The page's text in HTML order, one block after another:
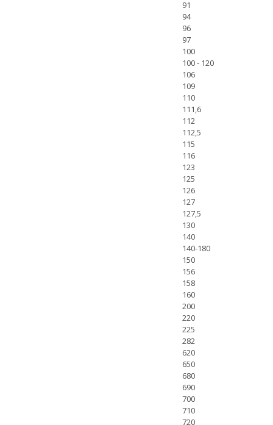
91
94
96
97
100
100 - 120
106
109
110
111,6
112
112,5
115
116
123
125
126
127
127,5
130
140
140-180
150
156
158
160
200
220
225
282
620
650
680
690
700
710
720